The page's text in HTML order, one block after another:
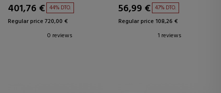
401,76 € 44% DTO.
Regular price 720,00 €
0 reviews
56,99 € 47% DTO.
Regular price 108,26 €
1 reviews